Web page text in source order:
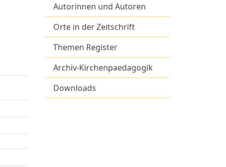
Autorinnen und Autoren
Orte in der Zeitschrift
Themen Register
Archiv-Kirchenpaedagogik
Downloads